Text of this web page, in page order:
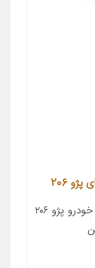
206
معرفی محصول جزئیات محصول مناسب برای خودرو پژو ۲۰۶